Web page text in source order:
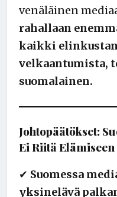
venäläinen
rahallaan
kaikki
velkaantumista,
suomalainen.
Johtopäätökset:
Ei Riitä Elämiseen
✔ Suomessa
yksinelävä